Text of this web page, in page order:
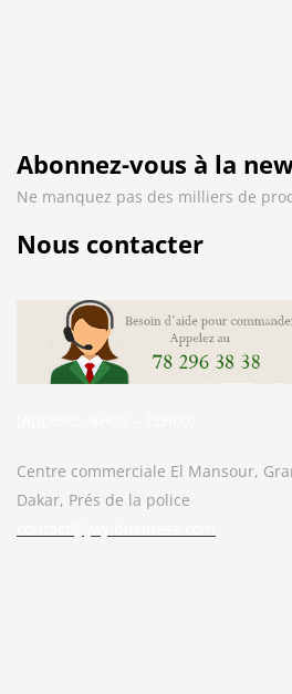
Abonnez-vous à la
Ne manquez pas des milliers de
Nous contacter
Centre commerciale El Mansour,
Dakar, Prés de la police
Bonjour. En quoi puis-je